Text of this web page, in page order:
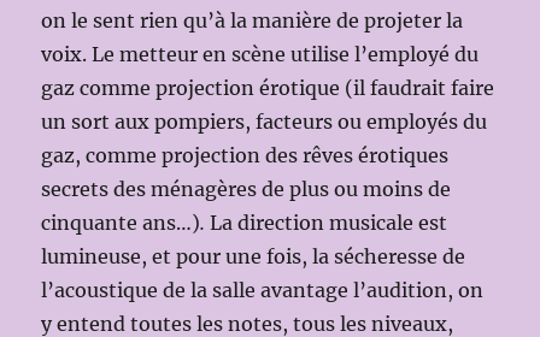
on le sent rien qu’à la manière de projeter la
voix. Le metteur en scène utilise l’employé du
gaz comme projection érotique (il faudrait faire
un sort aux pompiers, facteurs ou employés du
gaz, comme projection des rêves érotiques
secrets des ménagères de plus ou moins de
cinquante ans…).La direction musicale est
lumineuse, et pour une fois, la sécheresse de
l’acoustique de la salle avantage l’audition, on
y entend toutes les notes, tous les niveaux,